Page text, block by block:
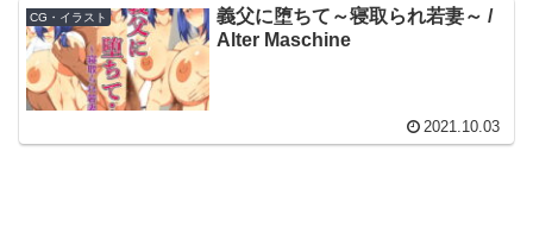
CG・イラスト
義父に堕ちて～寝取られ若妻～ /
Alter Maschine
2021.10.03